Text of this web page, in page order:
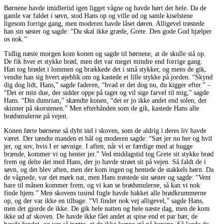
Børnene havde imidlertid igen ligget vågne og havde hørt det hele. Da de
gamle var faldet i søvn, stod Hans op og ville ud og samle kiselstene
ligesom forrige gang, men moderen havde låset døren. Alligevel trøstede
han sin søster og sagde: “Du skal ikke græde, Grete. Den gode Gud hjælper
os nok.”
Tidlig næste morgen kom konen og sagde til børnene, at de skulle stå op.
De fik hver et stykke brød, men det var meget mindre end forrige gang.
Han tog brødet i lommen og brækkede det i små stykker, og mens de gik,
vendte han sig hvert øjeblik om og kastede et lille stykke på jorden. “Skynd
dig dog lidt, Hans,” sagde faderen, “hvad er det dog nu, du kigger efter.” –
“Det er min due, der sidder oppe på taget og vil sige farvel til mig,” sagde
Hans. “Din dumrian,” skændte konen, “det er jo ikke andet end solen, der
skinner på skorstenen.” Men efterhånden som de gik, kastede Hans alle
brødsmulerne på vejen.
Konen førte børnene så dybt ind i skoven, som de aldrig i deres liv havde
været. Der tændte manden et bål og moderen sagde: “Sæt jer nu her og hvil
jer, og sov, hvis I er søvnige. I aften, når vi er færdige med at hugge
brænde, kommer vi og henter jer.” Ved middagstid tog Grete sit stykke brød
frem og delte det med Hans, der jo havde strøet sit på vejen. Så faldt de i
søvn, og det blev aften, men der kom ingen og hentede de stakkels børn. Da
de vågnede, var det mørk nat, men Hans trøstede sin søster og sagde: “Vent
bare til månen kommer frem, og vi kan se brødsmulerne, så kan vi nok
finde hjem.” Men skovens tusind fugle havde hakket alle brødkrummerne
op, og der var ikke en tilbage. “Vi finder nok vej alligevel,” sagde Hans,
men det gjorde de ikke. De gik hele natten og hele næste dag, men de kom
ikke ud af skoven. De havde ikke fået andet at spise end et par bær, de